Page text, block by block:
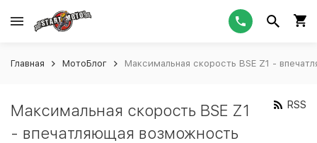
Главная МотоБлог Максимальная скорость BSE Z1 -
Максимальная скорость BSE Z1
- впечатляющая возможность
RSS